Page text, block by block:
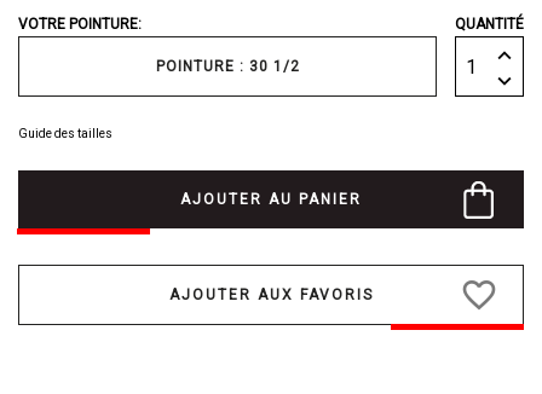
VOTRE POINTURE:
POINTURE : 30 1/2
QUANTITÉ
Guide des tailles
AJOUTER AU PANIER
favorite_border